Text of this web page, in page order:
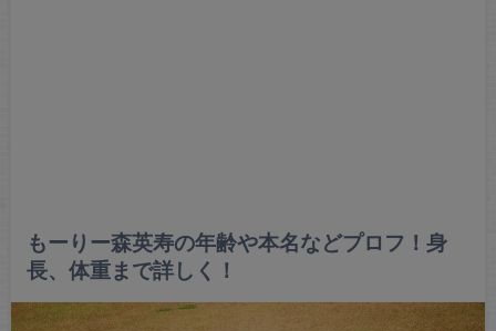
もーりー森英寿の年齢や本名などプロフ！身
長、体重まで詳しく！